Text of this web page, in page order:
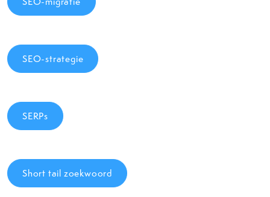
SEO-strategie
SERPs
Short tail zoekwoord